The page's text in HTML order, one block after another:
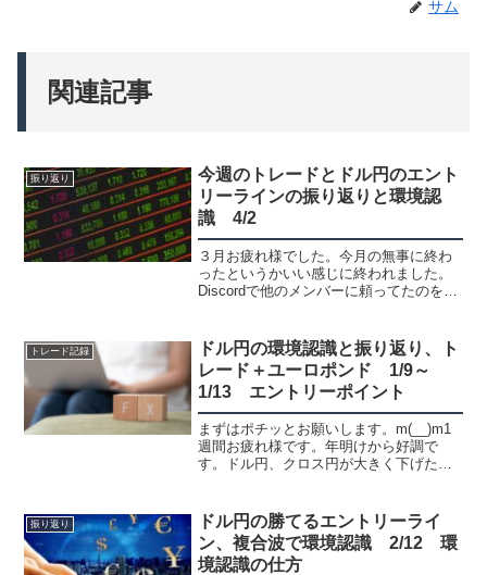
サム
関連記事
振り返り
今週のトレードとドル円のエント
リーラインの振り返りと環境認
識 4/2
３月お疲れ様でした。今月の無事に終わ
ったというかいい感じに終われました。
Discordで他のメンバーに頼ってたのを辞
退とかあります。ドル円のエントリーラ
イン振り返り少し...
トレード記録
ドル円の環境認識と振り返り、ト
レード＋ユーロポンド 1/9～
1/13 エントリーポイント
まずはポチッとお願いします。m(__)m1
週間お疲れ様です。年明けから好調で
す。ドル円、クロス円が大きく下げたの
大きくは取れてないですがかなりの勝率
になってると思います...
振り返り
ドル円の勝てるエントリーライ
ン、複合波で環境認識 2/12 環
境認識の仕方